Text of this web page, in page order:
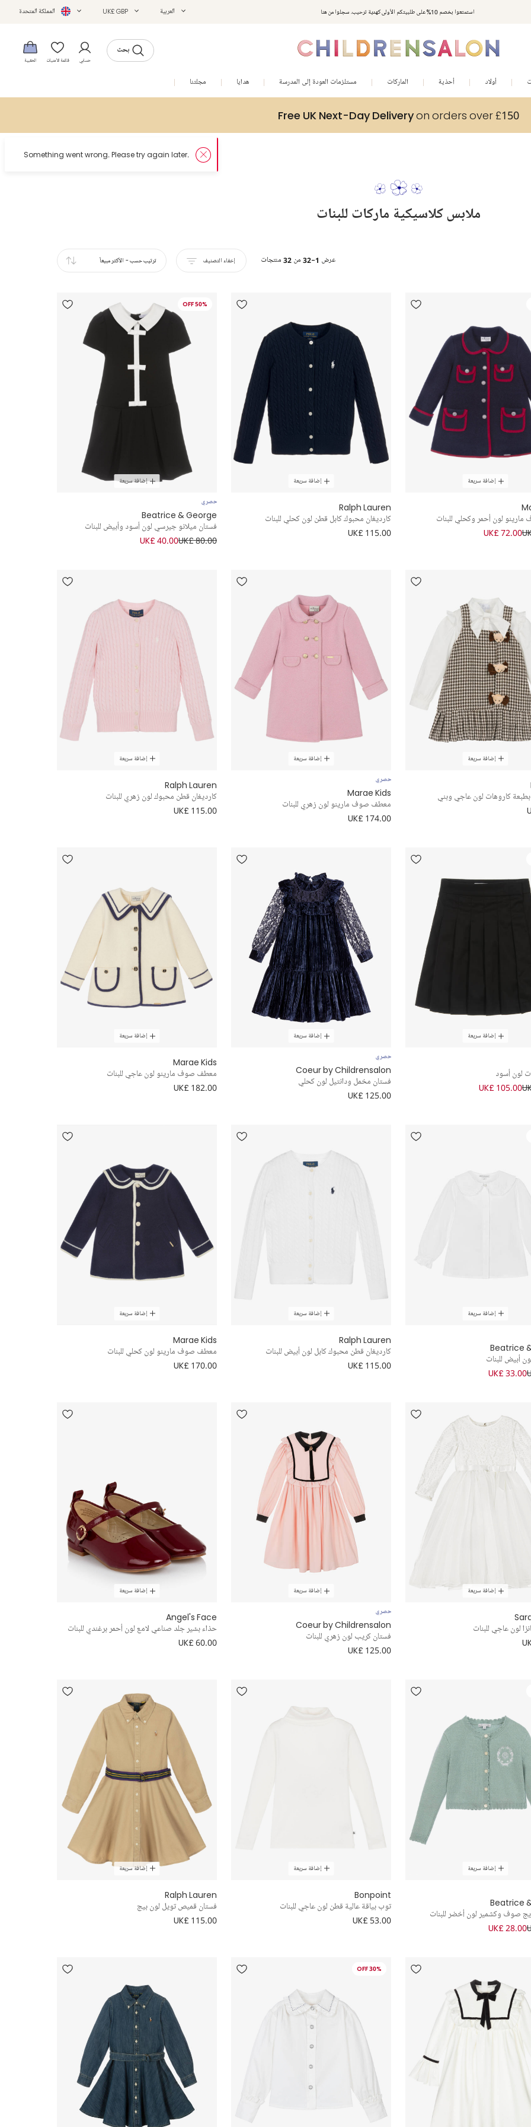
استمتعوا بخصم 10% على طلبيتكم الأولى كهدية ترحيب. سجلوا من هنا العربية UK£ GBP المملكة المتحدة
بحث
حسابي قائمة الأمنيات الحقيبة
أولاد أحذية الماركات مستلزمات العودة إلى المدرسة هدايا مجلتنا
Free UK Next-Day Deliveryon orders over £150
ملابس كلاسيكية ماركات للبنات
عرض 1-32 من 32 منتجات إخفاء التصنيف ترتيب حسب- الأكثر مبيعاً
إضافة سريعة
لون أحمر وكحلي للبنات
UK£ 72.00
إضافة سريعة
Ralph Lauren
كارديغان محبوك كابل قطن لون كحلي للبنات
UK£ 115.00
50% OFF
إضافة سريعة
حصري
Beatrice & George
فستان ميلانو جيرسي لون أسود وأبيض للبنات
UK£ 80.00
UK£ 40.00
إضافة سريعة
كاروهات لون عاجي وبني
إضافة سريعة
حصري
Marae Kids
معطف صوف مارينو لون زهري للبنات
UK£ 174.00
إضافة سريعة
Ralph Lauren
كارديغان قطن محبوك لون زهري للبنات
UK£ 115.00
إضافة سريعة
لون أسود
UK£ 105.00
إضافة سريعة
حصري
Coeur by Childrensalon
فستان مخمل ودانتيل لون كحلي
UK£ 125.00
إضافة سريعة
Marae Kids
معطف صوف مارينو لون عاجي للبنات
UK£ 182.00
إضافة سريعة
Beatrice
أبيض للبنات
UK£ 33.00
إضافة سريعة
Ralph Lauren
كارديغان قطن محبوك كابل لون أبيض للبنات
UK£ 115.00
إضافة سريعة
Marae Kids
معطف صوف مارينو لون كحلي للبنات
UK£ 170.00
إضافة سريعة
لون عاجي للبنات
إضافة سريعة
حصري
Coeur by Childrensalon
فستان كريب لون زهري للبنات
UK£ 125.00
إضافة سريعة
Angel's Face
حذاء بسّير جلد صناعي لامع لون أحمر برغندي للبنات
UK£ 60.00
إضافة سريعة
Beatrice
صوف وكشمير لون أخضر للبنات
UK£ 28.00
إضافة سريعة
Bonpoint
توب بياقة عالية قطن لون عاجي للبنات
UK£ 53.00
إضافة سريعة
Ralph Lauren
فستان قميص تويل لون بيج
UK£ 115.00
30% OFF